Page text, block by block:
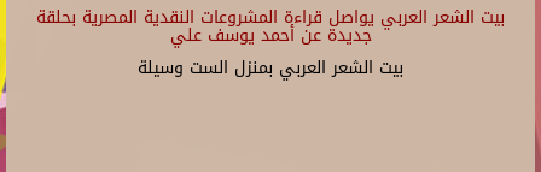
بيت الشعر العربي يواصل قراءة المشروعات النقدية المصرية بحلقة
جديدة عن أحمد يوسف علي
بيت الشعر العربي بمنزل الست وسيلة